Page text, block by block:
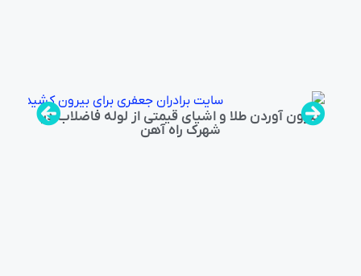
بیرون آوردن طلا و اشیای قیمتی از لوله فاضلاب در
شهرک راه‌ آهن